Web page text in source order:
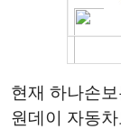
현재 하나손
원데이 자동